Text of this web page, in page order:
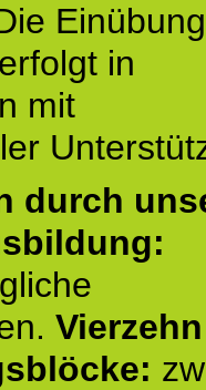
in
mit
durch
Vierzehn